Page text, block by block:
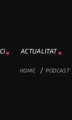
ACTUALITAT
HOME / PODCAST